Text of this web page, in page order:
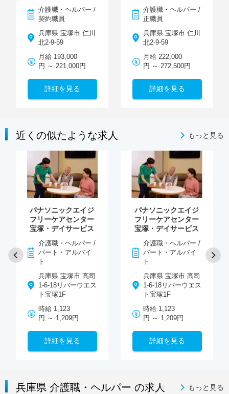
介護職・ヘルパー /
契約職員
兵庫県 宝塚市 仁川
北2-9-59
月給 193,000
円 ～ 221,000円
詳細を見る
介護職・ヘルパー /
正職員
兵庫県 宝塚市 仁川
北2-9-59
月給 222,000
円 ～ 272,500円
詳細を見る
近くの似たような求人 もっと見る
パナソニックエイジ
フリーケアセンター
宝塚・デイサービス
介護職・ヘルパー /
パート・アルバイ
ト
兵庫県 宝塚市 高司
1-6-18リバーウエス
ト宝塚1F
時給 1,123
円 ～ 1,209円
詳細を見る
パナソニックエイジ
フリーケアセンター
宝塚・デイサービス
介護職・ヘルパー /
パート・アルバイ
ト
兵庫県 宝塚市 高司
1-6-18リバーウエス
ト宝塚1F
時給 1,123
円 ～ 1,209円
詳細を見る
兵庫県 介護職・ヘルパー の求人 もっと見る